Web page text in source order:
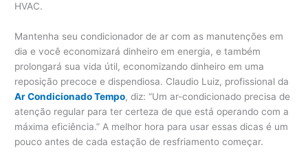
HVAC.
Mantenha seu condicionador de ar com as manutenções em
dia e você economizará dinheiro em energia, e também
prolongará sua vida útil, economizando dinheiro em uma
reposição precoce e dispendiosa. Claudio Luiz, profissional da
Ar Condicionado Tempo, diz: “Um ar-condicionado precisa de
atenção regular para ter certeza de que está operando com a
máxima eficiência.” A melhor hora para usar essas dicas é um
pouco antes de cada estação de resfriamento começar.